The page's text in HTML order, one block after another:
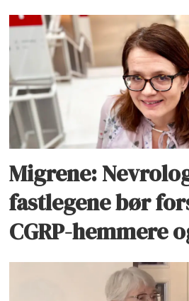
Migrene:
fastlegene bør
CGRP-hemmere